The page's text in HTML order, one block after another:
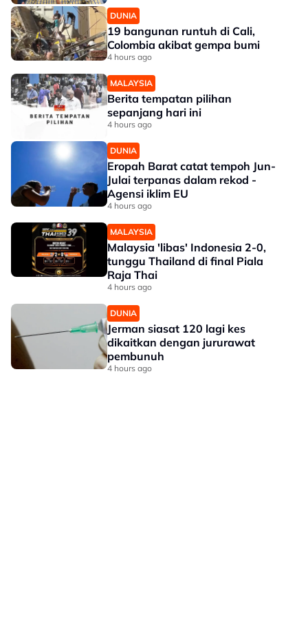
DUNIA
19 bangunan runtuh di Cali,
Colombia akibat gempa bumi
4 hours ago
MALAYSIA
Berita tempatan pilihan
sepanjang hari ini
4 hours ago
DUNIA
Eropah Barat catat tempoh Jun-
Julai terpanas dalam rekod -
Agensi iklim EU
4 hours ago
MALAYSIA
Malaysia 'libas' Indonesia 2-0,
tunggu Thailand di final Piala
Raja Thai
4 hours ago
DUNIA
Jerman siasat 120 lagi kes
dikaitkan dengan jururawat
pembunuh
4 hours ago